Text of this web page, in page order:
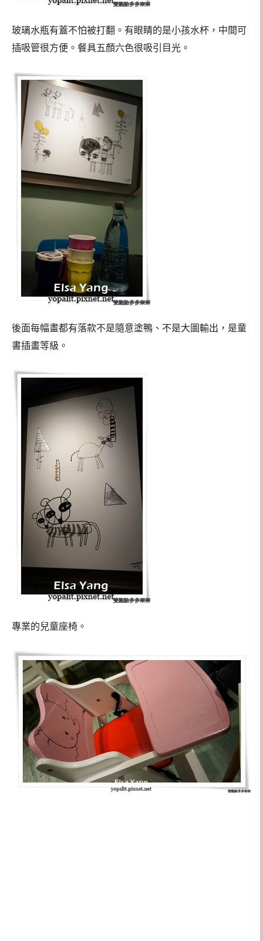
玻璃水瓶有蓋不怕被打翻。有眼睛的是小孩水杯，中間可
插吸管很方便。餐具五顏六色很吸引目光。
後面每幅畫都有落款不是隨意塗鴨、不是大圖輸出，是童
書插畫等級。
專業的兒童座椅。